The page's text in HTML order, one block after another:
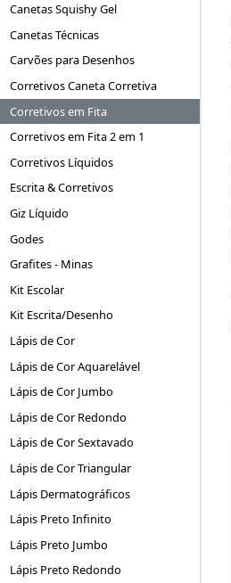
Canetas Squishy Gel
Canetas Técnicas
Carvões para Desenhos
Corretivos Caneta Corretiva
Corretivos em Fita
Corretivos em Fita 2 em 1
Corretivos Líquidos
Escrita & Corretivos
Giz Líquido
Godes
Grafites - Minas
Kit Escolar
Kit Escrita/Desenho
Lápis de Cor
Lápis de Cor Aquarelável
Lápis de Cor Jumbo
Lápis de Cor Redondo
Lápis de Cor Sextavado
Lápis de Cor Triangular
Lápis Dermatográficos
Lápis Preto Infinito
Lápis Preto Jumbo
Lápis Preto Redondo